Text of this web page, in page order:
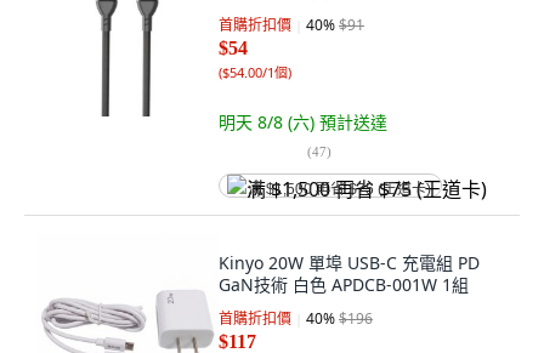
首購折扣價 40%$91
$54
($54.00/1個)
明天 8/8 (六) 預計送達
(47)
满 $1,500 再省 $75 (王道卡)
Kinyo 20W 單埠 USB-C 充電組 PD
GaN技術 白色 APDCB-001W 1組
首購折扣價 40%$196
$117